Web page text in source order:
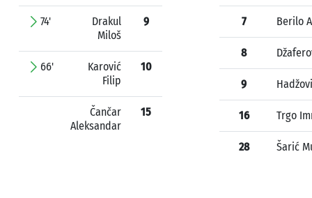
74'
Drakul
Miloš
9
66'
Karović
Filip
10
Čančar
Aleksandar
15
7 Berilo
8
9
16 Trgo
28 Šarić